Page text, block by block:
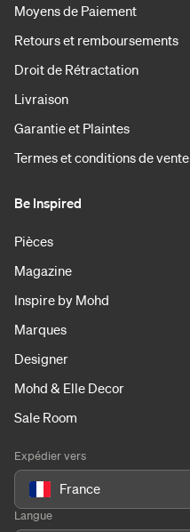
Moyens de Paiement
Retours et remboursements
Droit de Rétractation
Livraison
Garantie et Plaintes
Termes et conditions de vente
Be Inspired
Pièces
Magazine
Inspire by Mohd
Marques
Designer
Mohd & Elle Decor
Sale Room
Expédier vers
France
Langue